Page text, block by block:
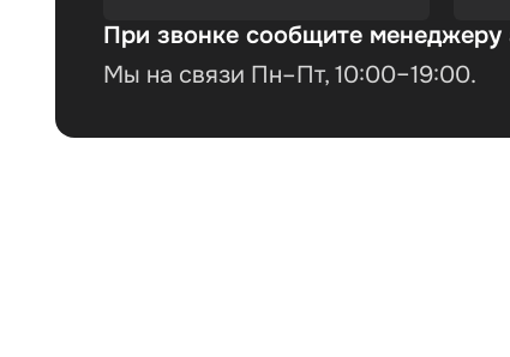
При звонке сообщите менеджеру
Мы на связи Пн–Пт, 10:00–19:00.